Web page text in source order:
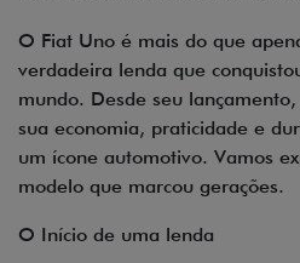
O Fiat Uno é mais do que
verdadeira lenda que
mundo. Desde seu
sua economia, praticidade e
um ícone automotivo. Vamos
modelo que marcou gerações.
O Início de uma lenda